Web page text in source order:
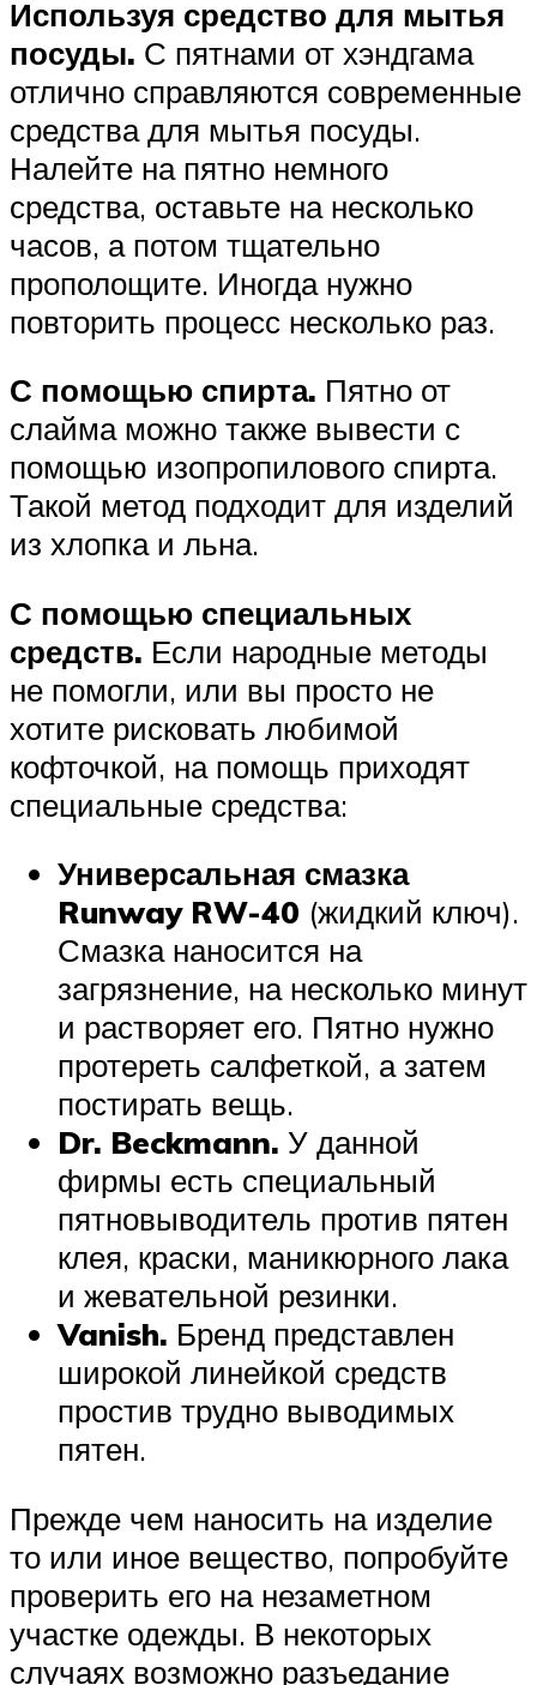
Используя средство для мытья
посуды. С пятнами от хэндгама
отлично справляются современные
средства для мытья посуды.
Налейте на пятно немного
средства, оставьте на несколько
часов, а потом тщательно
прополощите. Иногда нужно
повторить процесс несколько раз.
С помощью спирта. Пятно от
слайма можно также вывести с
помощью изопропилового спирта.
Такой метод подходит для изделий
из хлопка и льна.
С помощью специальных
средств. Если народные методы
не помогли, или вы просто не
хотите рисковать любимой
кофточкой, на помощь приходят
специальные средства:
Универсальная смазка
Runway RW-40 (жидкий ключ).
Смазка наносится на
загрязнение, на несколько минут
и растворяет его. Пятно нужно
протереть салфеткой, а затем
постирать вещь.
Dr. Beckmann. У данной
фирмы есть специальный
пятновыводитель против пятен
клея, краски, маникюрного лака
и жевательной резинки.
Vanish. Бренд представлен
широкой линейкой средств
простив трудно выводимых
пятен.
Прежде чем наносить на изделие
то или иное вещество, попробуйте
проверить его на незаметном
участке одежды. В некоторых
случаях возможно разъедание